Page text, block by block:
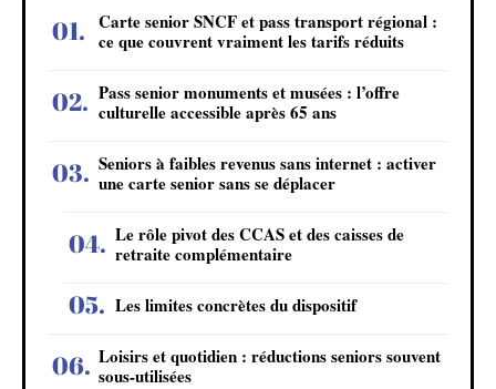
Carte senior SNCF et pass transport régional :
ce que couvrent vraiment les tarifs réduits
Pass senior monuments et musées : l’offre
culturelle accessible après 65 ans
Seniors à faibles revenus sans internet : activer
une carte senior sans se déplacer
Le rôle pivot des CCAS et des caisses de
retraite complémentaire
Les limites concrètes du dispositif
Loisirs et quotidien : réductions seniors souvent
sous-utilisées